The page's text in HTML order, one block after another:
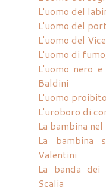
L'uomo del
L'uomo del
L'uomo del
L'uomo di
L'uomo nero
Baldini
L'uomo
L'uroboro di
La bambina
La bambina
Valentini
La banda dei
Scalia